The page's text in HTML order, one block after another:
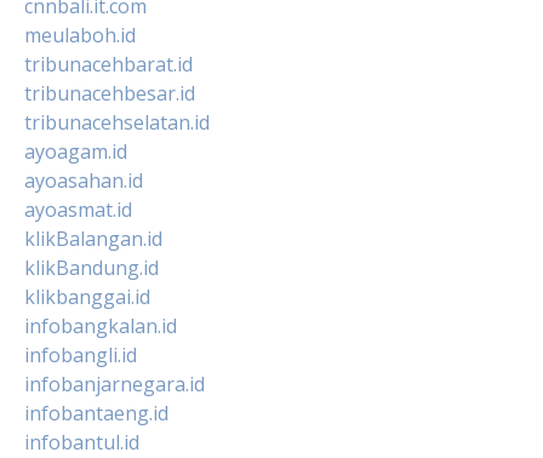
cnnbali.it.com
meulaboh.id
tribunacehbarat.id
tribunacehbesar.id
tribunacehselatan.id
ayoagam.id
ayoasahan.id
ayoasmat.id
klikBalangan.id
klikBandung.id
klikbanggai.id
infobangkalan.id
infobangli.id
infobanjarnegara.id
infobantaeng.id
infobantul.id